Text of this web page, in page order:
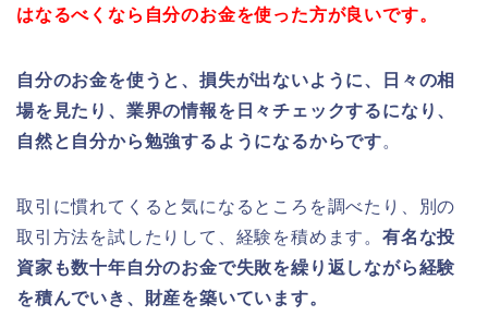
はなるべくなら自分のお金を使った方が良いです。
自分のお金を使うと、損失が出ないように、日々の相
場を見たり、業界の情報を日々チェックするになり、
自然と自分から勉強するようになるからです。
取引に慣れてくると気になるところを調べたり、別の
取引方法を試したりして、経験を積めます。 有名な投
資家も数十年自分のお金で失敗を繰り返しながら経験
を積んでいき、財産を築いています。